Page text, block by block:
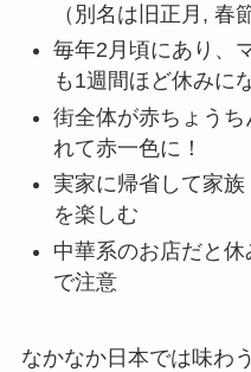
（別名は旧正月, 春
毎年2月頃にあり、
も1週間ほど休みに
街全体が赤ちょう
れて赤一色に！
実家に帰省して家
を楽しむ
中華系のお店だと
で注意
なかなか日本では味わ